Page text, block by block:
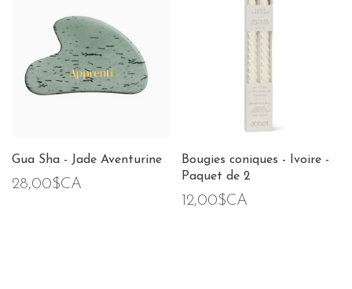
Gua Sha - Jade Aventurine
28,00$CA
Bougies coniques - Ivoire -
Paquet de 2
12,00$CA